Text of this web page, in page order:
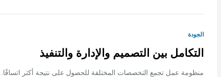
بين التصميم والإدارة والتنفيذ
عمل تجمع التخصصات المختلفة للحصول على نتيجة أكثر اتساقًا.